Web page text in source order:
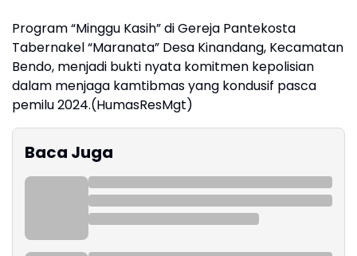
Program “Minggu Kasih” di Gereja Pantekosta
Tabernakel “Maranata” Desa Kinandang, Kecamatan
Bendo, menjadi bukti nyata komitmen kepolisian
dalam menjaga kamtibmas yang kondusif pasca
pemilu 2024.(HumasResMgt)
Baca Juga